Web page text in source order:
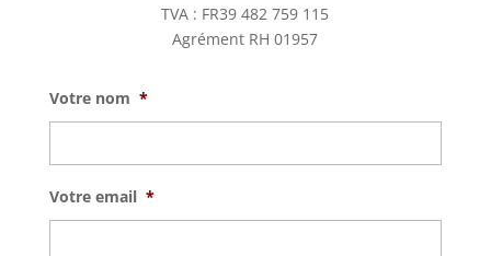
TVA : FR39 482 759 115
Agrément RH 01957
Votre nom *
Votre email *